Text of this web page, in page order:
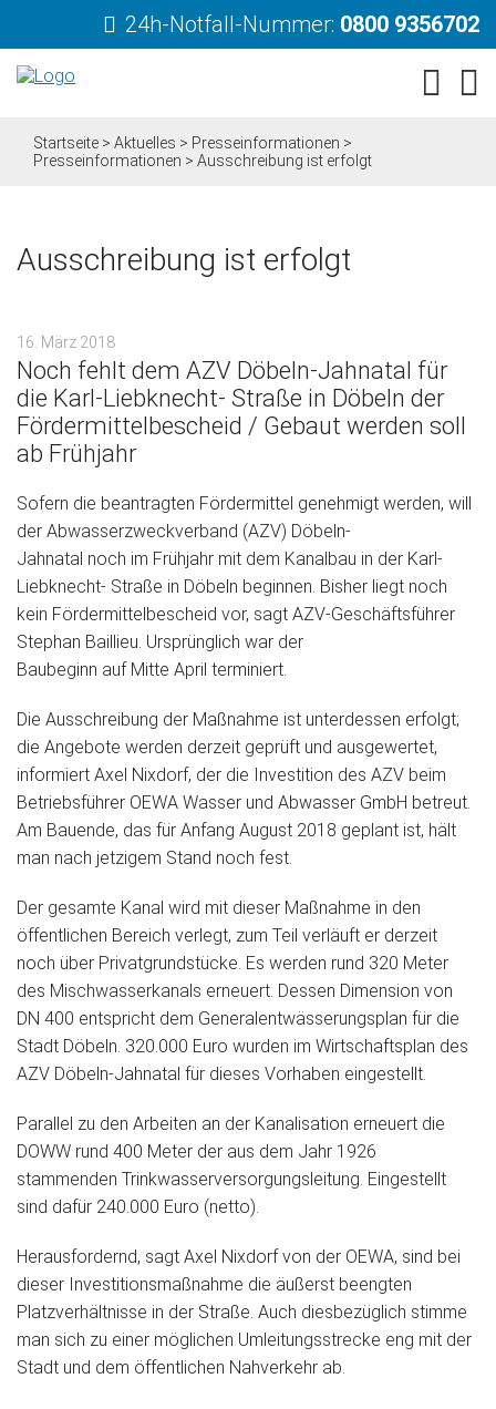
24h-Notfall-Nummer: 0800 9356702
Startseite > Aktuelles > Presseinformationen >
Presseinformationen > Ausschreibung ist erfolgt
Ausschreibung ist erfolgt
16. März 2018
Noch fehlt dem AZV Döbeln-Jahnatal für
die Karl-Liebknecht- Straße in Döbeln der
Fördermittelbescheid / Gebaut werden soll
ab Frühjahr
Sofern die beantragten Fördermittel genehmigt werden, will
der Abwasserzweckverband (AZV) Döbeln-
Jahnatal noch im Frühjahr mit dem Kanalbau in der Karl-
Liebknecht- Straße in Döbeln beginnen. Bisher liegt noch
kein Fördermittelbescheid vor, sagt AZV-Geschäftsführer
Stephan Baillieu. Ursprünglich war der
Baubeginn auf Mitte April terminiert.
Die Ausschreibung der Maßnahme ist unterdessen erfolgt;
die Angebote werden derzeit geprüft und ausgewertet,
informiert Axel Nixdorf, der die Investition des AZV beim
Betriebsführer OEWA Wasser und Abwasser GmbH betreut.
Am Bauende, das für Anfang August 2018 geplant ist, hält
man nach jetzigem Stand noch fest.
Der gesamte Kanal wird mit dieser Maßnahme in den
öffentlichen Bereich verlegt, zum Teil verläuft er derzeit
noch über Privatgrundstücke. Es werden rund 320 Meter
des Mischwasserkanals erneuert. Dessen Dimension von
DN 400 entspricht dem Generalentwässerungsplan für die
Stadt Döbeln. 320.000 Euro wurden im Wirtschaftsplan des
AZV Döbeln-Jahnatal für dieses Vorhaben eingestellt.
Parallel zu den Arbeiten an der Kanalisation erneuert die
DOWW rund 400 Meter der aus dem Jahr 1926
stammenden Trinkwasserversorgungsleitung. Eingestellt
sind dafür 240.000 Euro (netto).
Herausfordernd, sagt Axel Nixdorf von der OEWA, sind bei
dieser Investitionsmaßnahme die äußerst beengten
Platzverhältnisse in der Straße. Auch diesbezüglich stimme
man sich zu einer möglichen Umleitungsstrecke eng mit der
Stadt und dem öffentlichen Nahverkehr ab.